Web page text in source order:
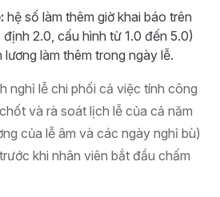
hệ số làm thêm giờ khai báo trên
2.0, cấu hình từ 1.0 đến 5.0)
làm thêm trong ngày lễ.
nghỉ lễ chi phối cả việc tính công
và rà soát lịch lễ của cả năm
của lễ âm và các ngày nghỉ bù)
khi nhân viên bắt đầu chấm